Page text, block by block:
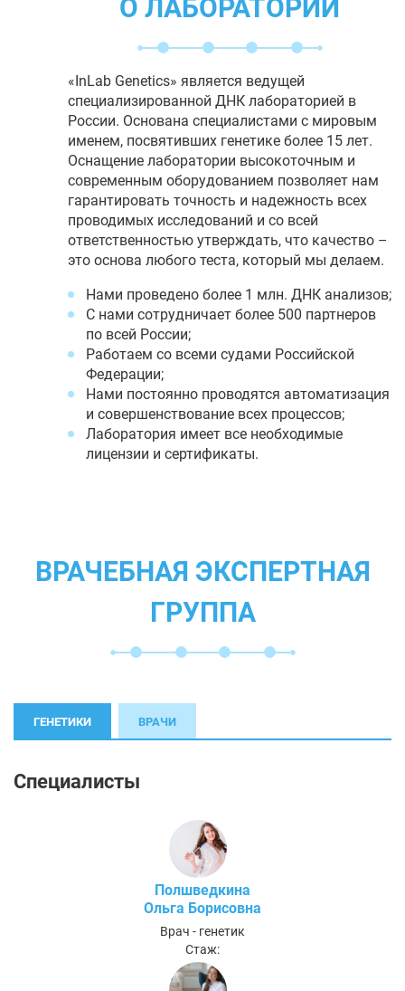
О ЛАБОРАТОРИИ
«InLab Genetics» является ведущей
специализированной ДНК лабораторией в
России. Основана специалистами с мировым
именем, посвятивших генетике более 15 лет.
Оснащение лаборатории высокоточным и
современным оборудованием позволяет нам
гарантировать точность и надежность всех
проводимых исследований и со всей
ответственностью утверждать, что качество –
это основа любого теста, который мы делаем.
Нами проведено более 1 млн. ДНК анализов;
С нами сотрудничает более 500 партнеров
по всей России;
Работаем со всеми судами Российской
Федерации;
Нами постоянно проводятся автоматизация
и совершенствование всех процессов;
Лаборатория имеет все необходимые
лицензии и сертификаты.
ВРАЧЕБНАЯ ЭКСПЕРТНАЯ
ГРУППА
ГЕНЕТИКИ ВРАЧИ
Специалисты
Полшведкина
Ольга Борисовна
Врач - генетик
Стаж: